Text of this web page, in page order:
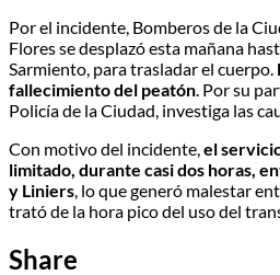
Por el incidente, Bomberos de la
Flores se desplazó esta mañana
Sarmiento, para trasladar el cuerpo.
fallecimiento del peatón. Por su
Policía de la Ciudad, investiga las
Con motivo del incidente,el
limitado, durante casi dos horas,
y Liniers, lo que generó malestar
trató de la hora pico del uso del
Share